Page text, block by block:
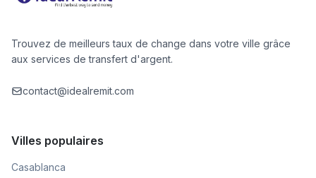
Trouvez de meilleurs taux de change dans votre ville grâce
aux services de transfert d'argent.
contact@idealremit.com
Villes populaires
Casablanca